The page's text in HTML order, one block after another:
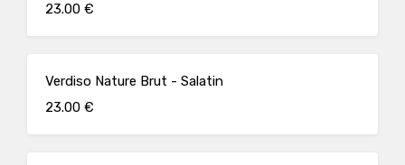
23.00 €
Verdiso Nature Brut - Salatin
23.00 €